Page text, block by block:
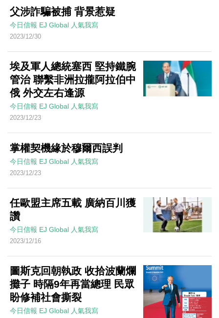
父涉詐騙被捕 背景惹疑
今日信報 EJ Global 人氣我寫
2023/12/30
埃及軍人總統塞西 堅持鐵腕
管治 聯繫非洲拉攏阿拉伯中
俄 外交左右逢源
今日信報 EJ Global 人氣我寫
2023/12/23
掌權契機緣於穆爾西誤判
今日信報 EJ Global 人氣我寫
2023/12/23
任歐盟主席五載 廣納百川獲
讚
今日信報 EJ Global 人氣我寫
2023/12/16
圖斯克回朝執政 收拾波蘭爛
攤子 時隔9年再當總理 民眾
盼修補社會撕裂
今日信報 EJ Global 人氣我寫